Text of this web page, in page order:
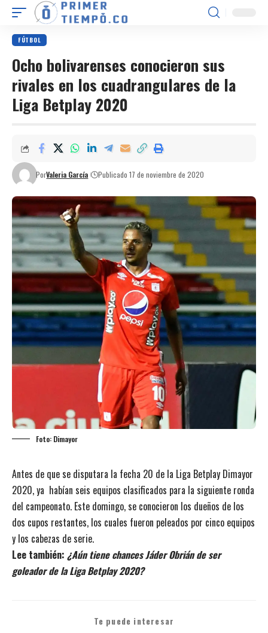
FÚTBOL
Ocho bolivarenses conocieron sus
rivales en los cuadrangulares de la
Liga Betplay 2020
PorValeria García Publicado 17 de noviembre de 2020
Foto: Dimayor
Antes de que se disputara la fecha 20 de la Liga Betplay Dimayor
2020, ya habían seis equipos clasificados para la siguiente ronda
del campeonato. Este domingo, se conocieron los dueños de los
dos cupos restantes, los cuales fueron peleados por cinco equipos
y los cabezas de serie.
Lee también: ¿Aún tiene chances Jáder Obrián de ser
goleador de la Liga Betplay 2020?
Te puede interesar